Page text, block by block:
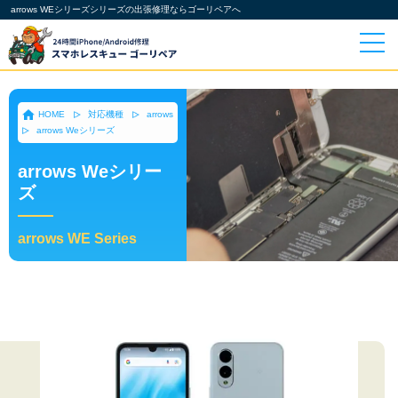
arrows WEシリーズシリーズの出張修理ならゴーリペアへ
HOME 対応機種
arrows
arrows Weシリーズ
arrows Weシリー
ズ
arrows WE Series